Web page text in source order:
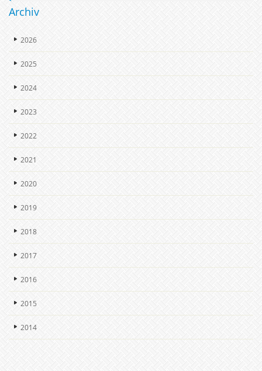
Archiv
2026
2025
2024
2023
2022
2021
2020
2019
2018
2017
2016
2015
2014